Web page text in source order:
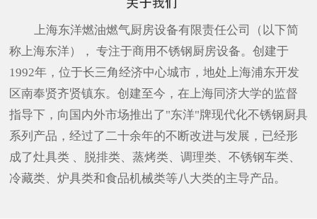
上海东洋燃油燃气厨房设备有限责任公司（以下简
称上海东洋）， 专注于商用不锈钢厨房设备。创建于
1992年，位于长三角经济中心城市，地处上海浦东开发
区南奉贤齐贤镇东。创建至今，在上海同济大学的监督
指导下，向国内外市场推出了"东洋"牌现代化不锈钢厨具
系列产品，经过了二十余年的不断改进与发展，已经形
成了灶具类 、脱排类、蒸烤类、调理类、不锈钢车类、
冷藏类、炉具类和食品机械类等八大类的主导产品。